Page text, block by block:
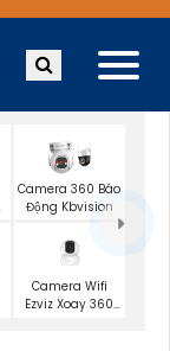
Camera 360 Báo
Động Kbvision
Camera Wifi
Ezviz Xoay 360